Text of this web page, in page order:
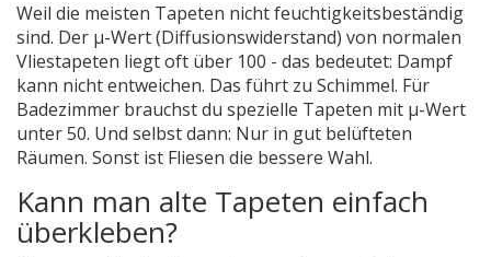
Weil die meisten Tapeten nicht feuchtigkeitsbeständig
sind. Der µ-Wert (Diffusionswiderstand) von normalen
Vliestapeten liegt oft über 100 - das bedeutet: Dampf
kann nicht entweichen. Das führt zu Schimmel. Für
Badezimmer brauchst du spezielle Tapeten mit µ-Wert
unter 50. Und selbst dann: Nur in gut belüfteten
Räumen. Sonst ist Fliesen die bessere Wahl.
Kann man alte Tapeten einfach
überkleben?